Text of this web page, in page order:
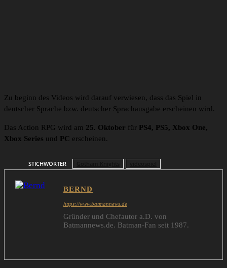
Zu beginn des Videos wird darauf verwiesen, dass das Spiel in
deutscher Sprache bzw. deutscher Sprachausgabe erscheinen wird.
Das Action RPG wird am 25. Oktober für PS4, PS5, Xbox One,
Xbox Series und PC erscheinen.
STICHWÖRTER
BERND
https://www.batmannews.de
Gründer und Chefautor a.D. von
Batmannews.de. Batman-Fan seit 1987.